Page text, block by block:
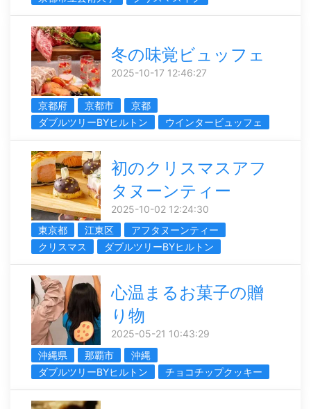
冬の味覚ビュッフェ
2025-10-17 12:46:27
京都府 京都市
京都
ダブルツリーBYヒルトン
ウインタービュッフェ
初のクリスマスアフ
タヌーンティー
2025-10-02 12:24:30
東京都
江東区
アフタヌーンティー
クリスマス
ダブルツリーBYヒルトン
心温まるお菓子の贈
り物
2025-05-21 10:43:29
沖縄県
那覇市
沖縄
ダブルツリーBYヒルトン
チョコチップクッキー